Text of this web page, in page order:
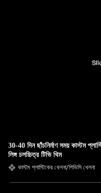
30-40 দিন ছাঁচনির্মাণ সময় কাস্টম
লিঙ্গ চলচ্চিত্র টিভি থিম
কাস্টম প্লাস্টিকের খেলনা/পিভিসি খেলনা